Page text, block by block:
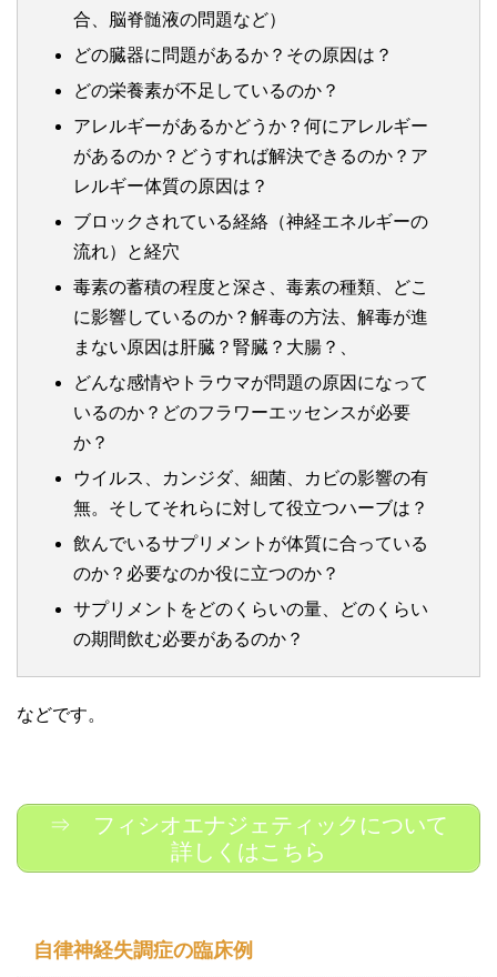
合、脳脊髄液の問題など）
どの臓器に問題があるか？その原因は？
どの栄養素が不足しているのか？
アレルギーがあるかどうか？何にアレルギー
があるのか？どうすれば解決できるのか？ア
レルギー体質の原因は？
ブロックされている経絡（神経エネルギーの
流れ）と経穴
毒素の蓄積の程度と深さ、毒素の種類、どこ
に影響しているのか？解毒の方法、解毒が進
まない原因は肝臓？腎臓？大腸？、
どんな感情やトラウマが問題の原因になって
いるのか？どのフラワーエッセンスが必要
か？
ウイルス、カンジダ、細菌、カビの影響の有
無。そしてそれらに対して役立つハーブは？
飲んでいるサプリメントが体質に合っている
のか？必要なのか役に立つのか？
サプリメントをどのくらいの量、どのくらい
の期間飲む必要があるのか？
などです。
⇒ フィシオエナジェティックについて
詳しくはこちら
自律神経失調症の臨床例